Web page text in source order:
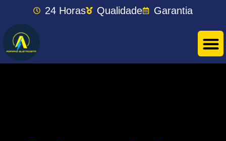
24 Horas Qualidade Garantia